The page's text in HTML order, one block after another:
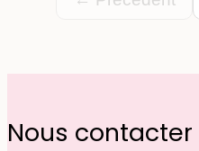
Nous contacter